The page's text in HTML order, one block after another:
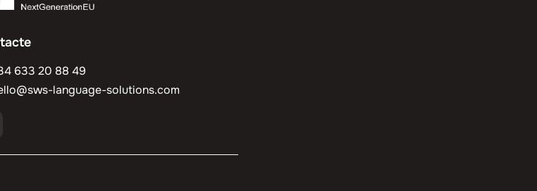
633 20 88 49
language-solutions.com